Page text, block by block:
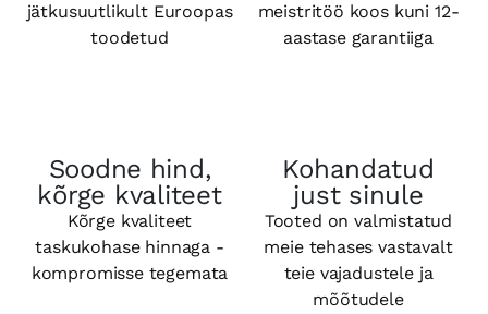
jätkusuutlikult Euroopas
toodetud
meistritöö koos kuni 12-
aastase garantiiga
Soodne hind,
kõrge kvaliteet
Kõrge kvaliteet
taskukohase hinnaga -
kompromisse tegemata
Kohandatud
just sinule
Tooted on valmistatud
meie tehases vastavalt
teie vajadustele ja
mõõtudele